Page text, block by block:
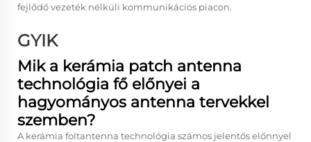
fejlődő vezeték nélküli kommunikációs piacon.
GYIK
Mik a kerámia patch antenna
technológia fő előnyei a
hagyományos antenna tervekkel
szemben?
A kerámia foltantenna technológia számos jelentős előnnyel